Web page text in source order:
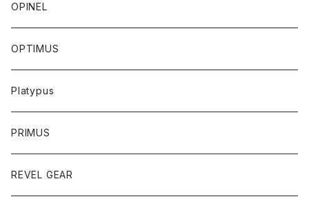
OPINEL
OPTIMUS
Platypus
PRIMUS
REVEL GEAR